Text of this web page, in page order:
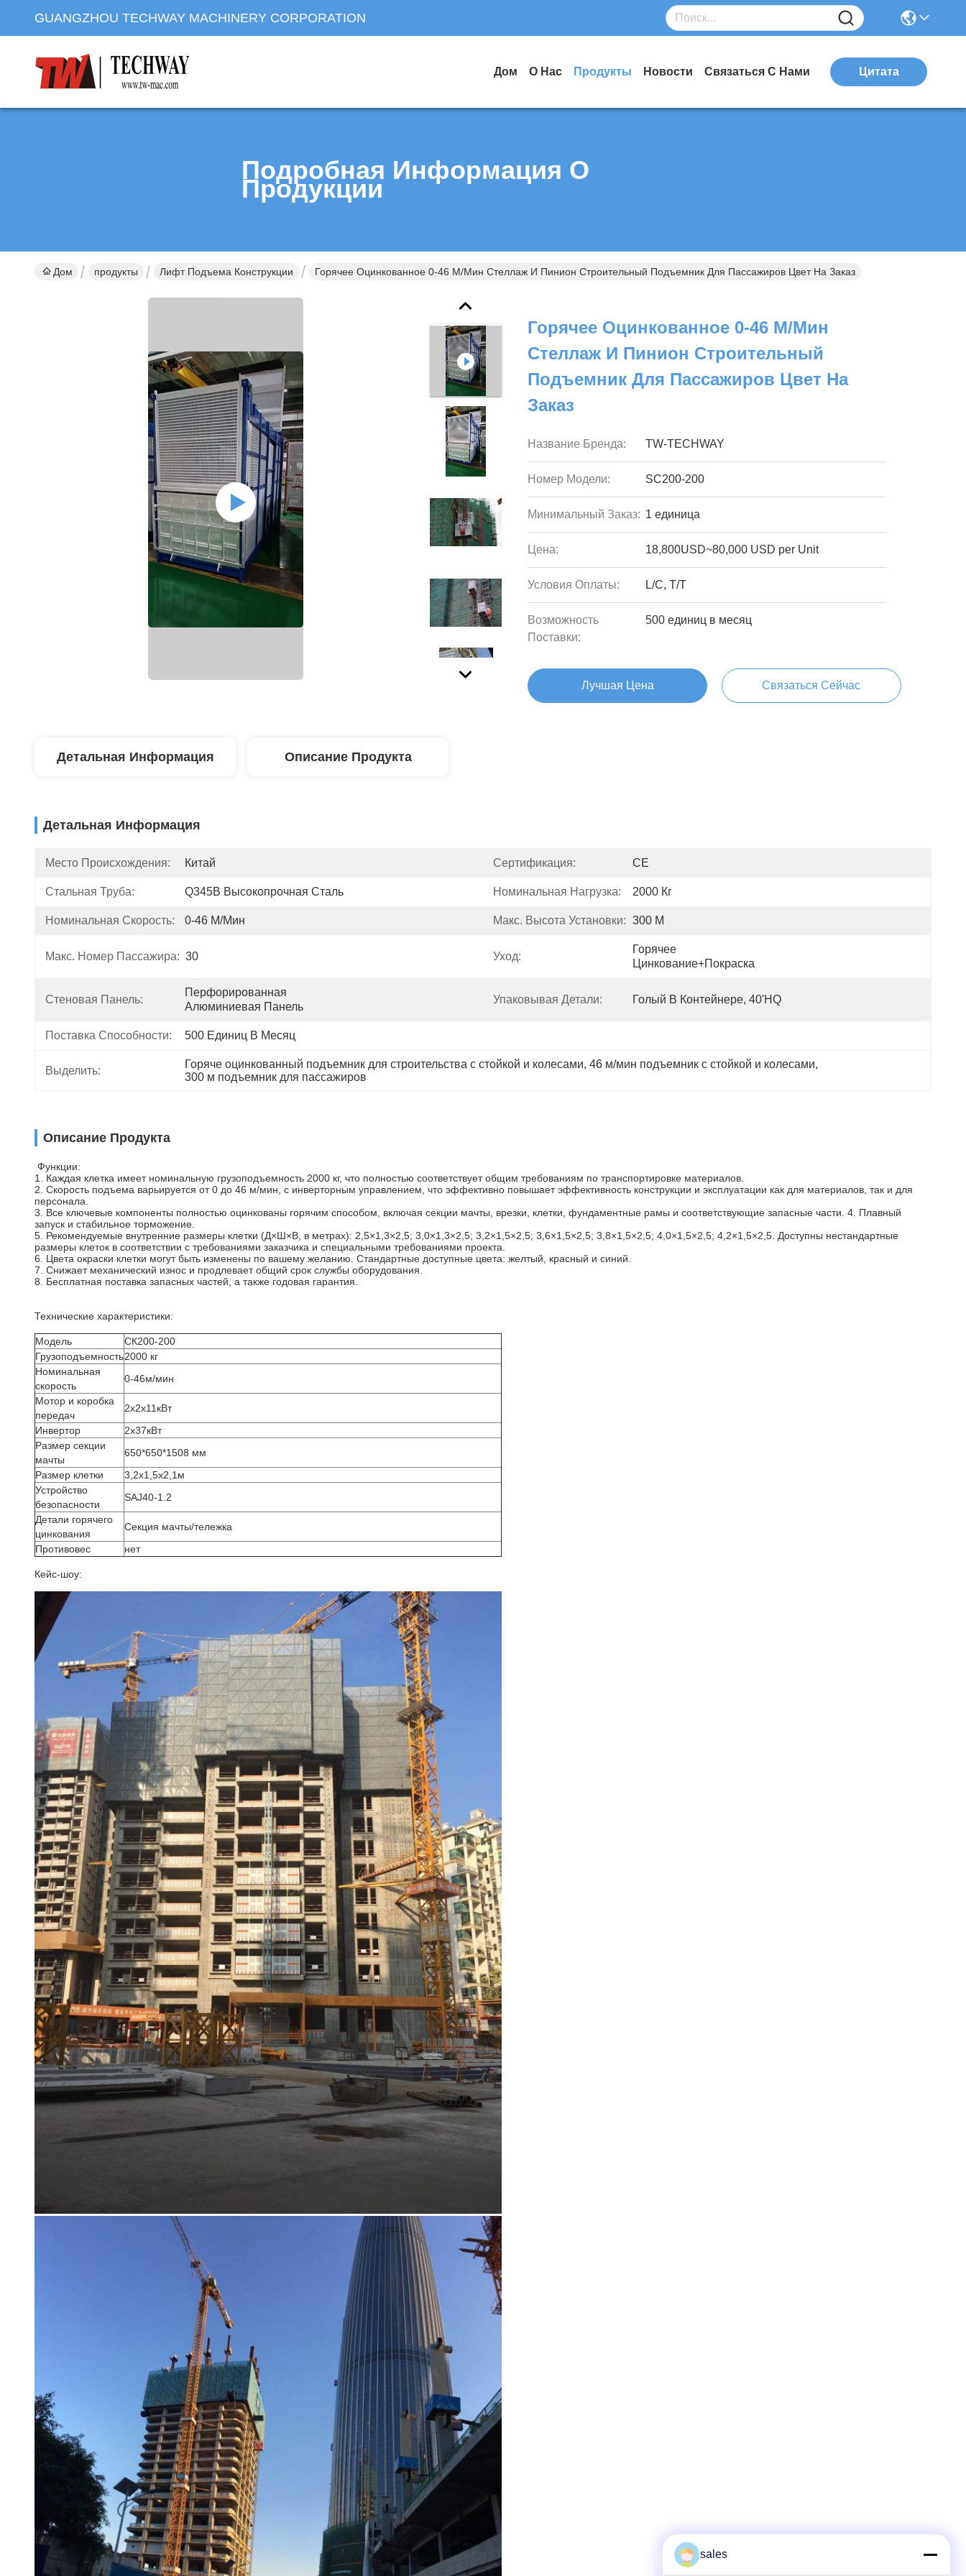
GUANGZHOU TECHWAY MACHINERY CORPORATION
Дом О Нас Продукты Новости Связаться С Нами Цитата
Подробная Информация О
Продукции
Дом продукты Лифт Подъема Конструкции Горячее Оцинкованное 0-46 М/мин Стеллаж И Пинион Строительный Подъемник Для Пассажиров Цвет На Заказ
Горячее Оцинкованное 0-46 М/мин
Стеллаж И Пинион Строительный
Подъемник Для Пассажиров Цвет На
Заказ
Название Бренда: TW-TECHWAY
Номер Модели: SC200-200
Минимальный Заказ: 1 единица
Цена: 18,800USD~80,000 USD per Unit
Условия Оплаты: L/C, T/T
Возможность
Поставки:
500 единиц в месяц
Лучшая Цена Связаться Сейчас
Детальная Информация Описание Продукта
Детальная Информация
Место Происхождения: Китай Сертификация: CE
Стальная Труба: Q345B Высокопрочная Сталь Номинальная Нагрузка: 2000 Кг
Номинальная Скорость: 0-46 М/мин Макс. Высота Установки: 300 М
Макс. Номер Пассажира: 30 Уход:
Горячее
Цинкование+покраска
Стеновая Панель:
Перфорированная
Алюминиевая Панель
Упаковывая Детали: Голый В Контейнере, 40'HQ
Поставка Способности: 500 Единиц В Месяц
Выделить:
Горяче оцинкованный подъемник для строительства с стойкой и колесами, 46 м/мин подъемник с стойкой и колесами,
300 м подъемник для пассажиров
Описание Продукта
Функции:
1. Каждая клетка имеет номинальную грузоподъемность 2000 кг, что полностью соответствует общим требованиям по транспортировке материалов.
2. Скорость подъема варьируется от 0 до 46 м/мин, с инверторным управлением, что эффективно повышает эффективность конструкции и эксплуатации как для материалов, так и для
персонала.
3. Все ключевые компоненты полностью оцинкованы горячим способом, включая секции мачты, врезки, клетки, фундаментные рамы и соответствующие запасные части. 4. Плавный
запуск и стабильное торможение.
5. Рекомендуемые внутренние размеры клетки (Д×Ш×В, в метрах): 2,5×1,3×2,5; 3,0×1,3×2,5; 3,2×1,5×2,5; 3,6×1,5×2,5; 3,8×1,5×2,5; 4,0×1,5×2,5; 4,2×1,5×2,5. Доступны нестандартные
размеры клеток в соответствии с требованиями заказчика и специальными требованиями проекта.
6. Цвета окраски клетки могут быть изменены по вашему желанию. Стандартные доступные цвета: желтый, красный и синий.
7. Снижает механический износ и продлевает общий срок службы оборудования.
8. Бесплатная поставка запасных частей, а также годовая гарантия.
Технические характеристики:
Модель
СК200-200
Грузоподъемность2000 кг
Номинальная
скорость
0-46м/мин
Мотор и коробка
передач
2х2х11кВт
Инвертор
2х37кВт
Размер секции
мачты
650*650*1508 мм
Размер клетки
3,2х1,5х2,1м
Устройство
безопасности
SAJ40-1.2
Детали горячего
цинкования
Секция мачты/тележка
Противовес
нет
Кейс-шоу:
sales